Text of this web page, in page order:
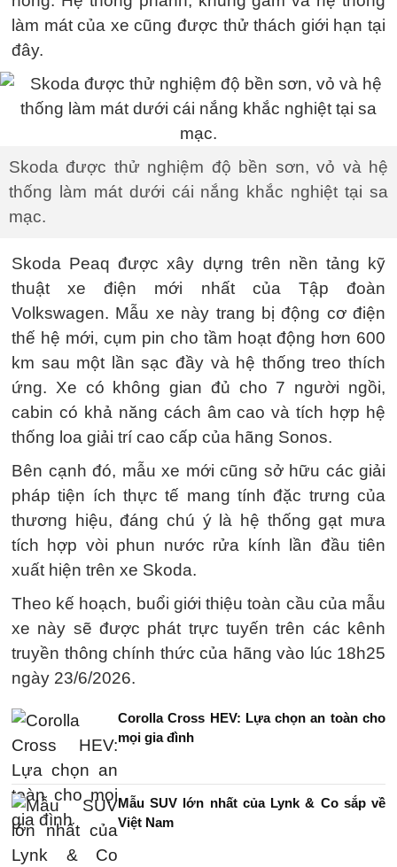
làm mát của xe cũng được thử thách giới hạn tại
đây.
Skoda được thử nghiệm độ bền sơn, vỏ và hệ
thống làm mát dưới cái nắng khắc nghiệt tại sa
mạc.
Skoda Peaq được xây dựng trên nền tảng kỹ
thuật xe điện mới nhất của Tập đoàn
Volkswagen. Mẫu xe này trang bị động cơ điện
thế hệ mới, cụm pin cho tầm hoạt động hơn 600
km sau một lần sạc đầy và hệ thống treo thích
ứng. Xe có không gian đủ cho 7 người ngồi,
cabin có khả năng cách âm cao và tích hợp hệ
thống loa giải trí cao cấp của hãng Sonos.
Bên cạnh đó, mẫu xe mới cũng sở hữu các giải
pháp tiện ích thực tế mang tính đặc trưng của
thương hiệu, đáng chú ý là hệ thống gạt mưa
tích hợp vòi phun nước rửa kính lần đầu tiên
xuất hiện trên xe Skoda.
Theo kế hoạch, buổi giới thiệu toàn cầu của mẫu
xe này sẽ được phát trực tuyến trên các kênh
truyền thông chính thức của hãng vào lúc 18h25
ngày 23/6/2026.
Corolla Cross HEV: Lựa chọn an toàn cho
mọi gia đình
Mẫu SUV lớn nhất của Lynk & Co sắp về
Việt Nam